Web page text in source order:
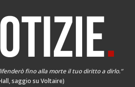
fino alla morte il tuo diritto a dirlo.”
saggio su Voltaire)